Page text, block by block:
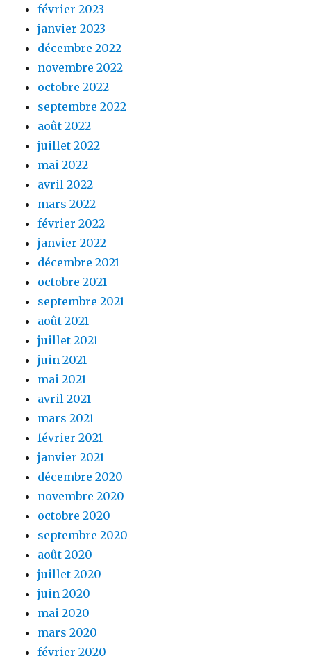
février 2023
janvier 2023
décembre 2022
novembre 2022
octobre 2022
septembre 2022
août 2022
juillet 2022
mai 2022
avril 2022
mars 2022
février 2022
janvier 2022
décembre 2021
octobre 2021
septembre 2021
août 2021
juillet 2021
juin 2021
mai 2021
avril 2021
mars 2021
février 2021
janvier 2021
décembre 2020
novembre 2020
octobre 2020
septembre 2020
août 2020
juillet 2020
juin 2020
mai 2020
mars 2020
février 2020